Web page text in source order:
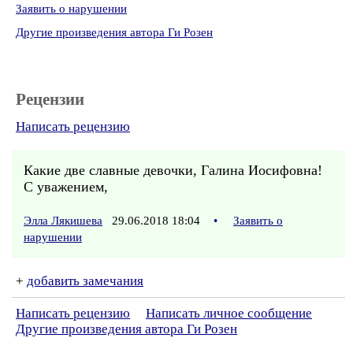
Заявить о нарушении
Другие произведения автора Ги Розен
Рецензии
Написать рецензию
Какие две славные девочки, Галина Иосифовна!
С уважением,
Элла Лякишева 29.06.2018 18:04 •
Заявить о
нарушении
+ добавить замечания
Написать рецензию
Написать личное сообщение
Другие произведения автора Ги Розен